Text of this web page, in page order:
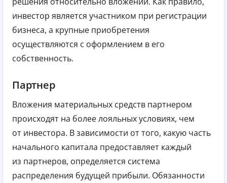
инвестор является участником при регистрации
бизнеса, а крупные приобретения
осуществляются с оформлением в его
собственность.
Партнер
Вложения материальных средств партнером
происходят на более лояльных условиях, чем
от инвестора. В зависимости от того, какую часть
начального капитала предоставляет каждый
из партнеров, определяется система
распределения будущей прибыли. Обязанности